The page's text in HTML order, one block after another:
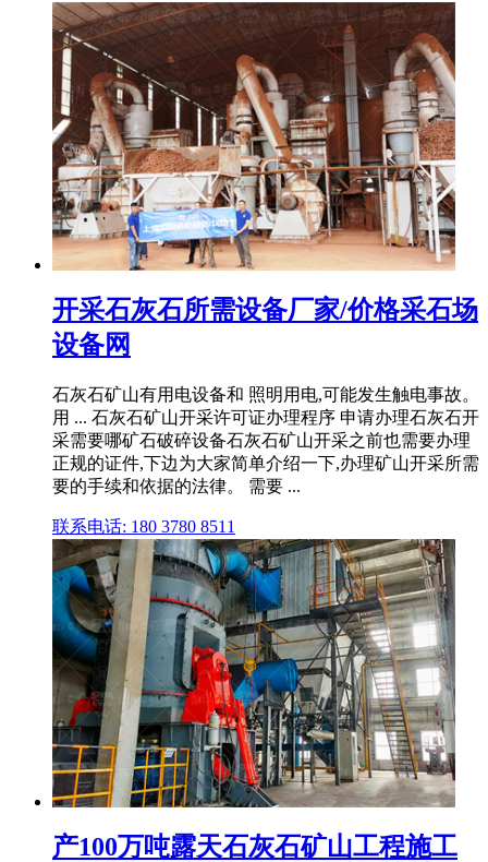
开采石灰石所需设备厂家/价格采石场
设备网
石灰石矿山有用电设备和 照明用电,可能发生触电事故。
用 ... 石灰石矿山开采许可证办理程序 申请办理石灰石开
采需要哪矿石破碎设备石灰石矿山开采之前也需要办理
正规的证件,下边为大家简单介绍一下,办理矿山开采所需
要的手续和依据的法律。 需要 ...
联系电话: 180 3780 8511
产100万吨露天石灰石矿山工程施工